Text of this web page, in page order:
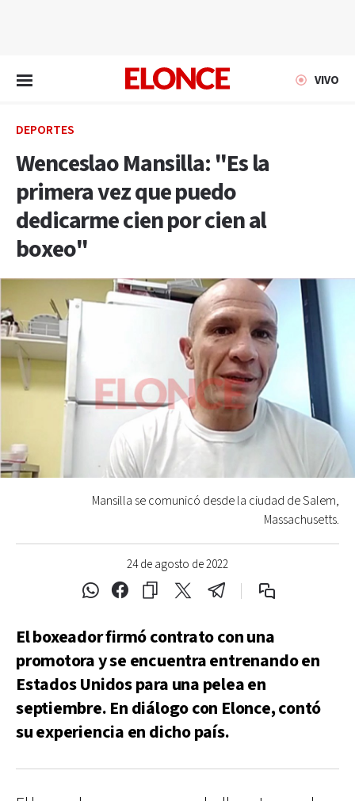
VIVO
DEPORTES
Wenceslao Mansilla: "Es la
primera vez que puedo
dedicarme cien por cien al
boxeo"
24 de agosto de 2022
Mansilla se comunicó desde la ciudad de Salem,
Massachusetts.
El boxeador firmó contrato con una
promotora y se encuentra entrenando en
Estados Unidos para una pelea en
septiembre. En diálogo con Elonce, contó
su experiencia en dicho país.